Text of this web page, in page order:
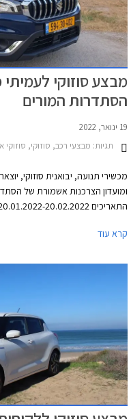
מבצע סוזוקי לעמיתי
הסתדרות המורים
19 ינואר, 2022
תגיות: מבצעי רכב, סוזוקי, סוזוקי איגניס 2017-2020, סוזוקי ויטרה 2019-2025, סוזוקי סוויפט 2020-2024, סוזוקי קרוסאובר 2017-
מכשירי תנועה, יבואנית סוזוקי,
ומועדון הצרכנות אשמורת של
כספא מבית מכשירי תנועה, עם
קרא עוד